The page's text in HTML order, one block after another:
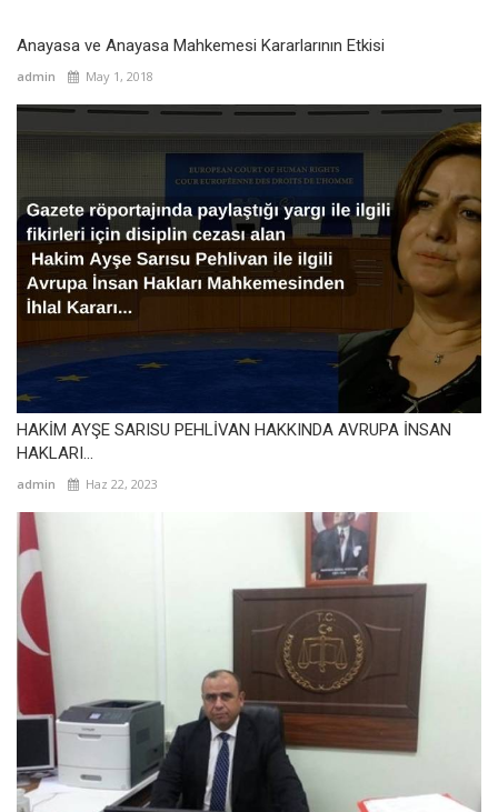
Anayasa ve Anayasa Mahkemesi Kararlarının Etkisi
admin May 1, 2018
HAKİM AYŞE SARISU PEHLİVAN HAKKINDA AVRUPA İNSAN
HAKLARI...
admin Haz 22, 2023